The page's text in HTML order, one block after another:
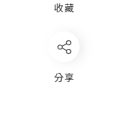
收藏
分享